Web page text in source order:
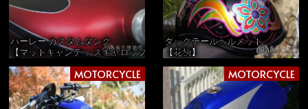
ハーレー カスタムタンク
【マットキャンディ スキャロップ】
ダックテールヘルメット
【花柄】
MOTORCYCLE MOTORCYCLE